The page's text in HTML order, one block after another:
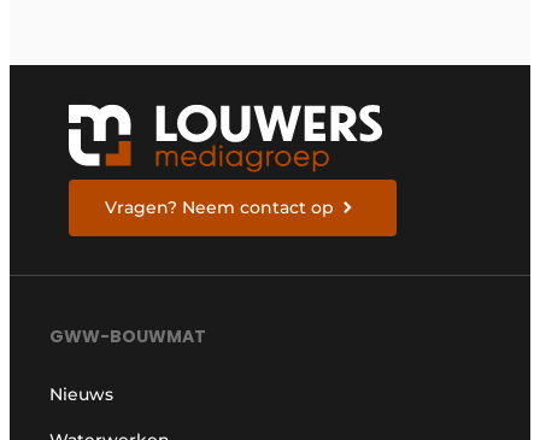
Vragen? Neem contact op
GWW-BOUWMAT
Nieuws